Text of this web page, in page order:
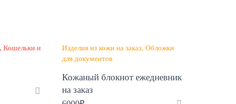
Кошельки и
Изделия из кожи на заказ Обложки
для документов
Кожаный блокнот ежедневник
на заказ